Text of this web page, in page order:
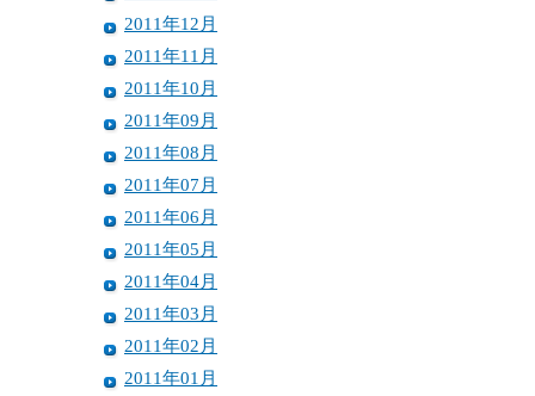
2011年12月
2011年11月
2011年10月
2011年09月
2011年08月
2011年07月
2011年06月
2011年05月
2011年04月
2011年03月
2011年02月
2011年01月